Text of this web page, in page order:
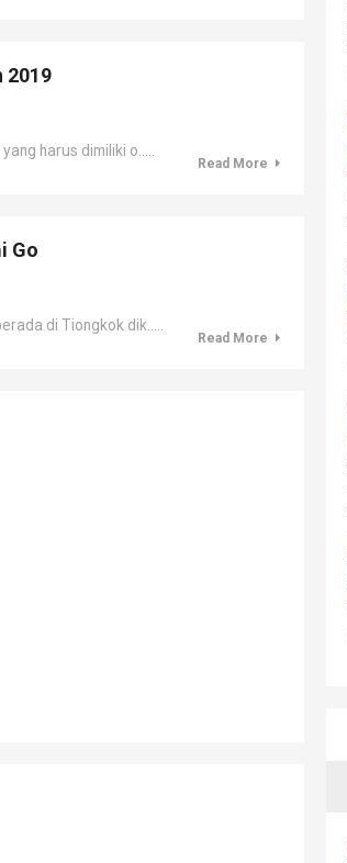
2019
harus dimiliki o.....
Read More
Go
di Tiongkok dik.....
Read More